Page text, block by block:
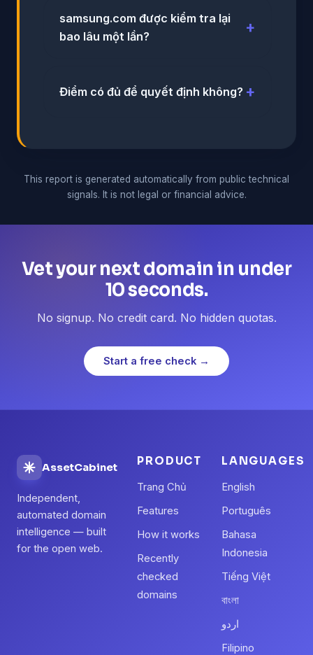
samsung.com được kiểm tra lại
bao lâu một lần?
Điểm có đủ để quyết định không?
This report is generated automatically from public technical
signals. It is not legal or financial advice.
Vet your next domain in under
10 seconds.
No signup. No credit card. No hidden quotas.
Start a free check →
AssetCabinet
Independent,
automated domain
intelligence — built
for the open web.
PRODUCT
Trang Chủ
Features
How it works
Recently
checked
domains
LANGUAGES
English
Português
Bahasa
Indonesia
Tiếng Việt
বাংলা
اردو
Filipino